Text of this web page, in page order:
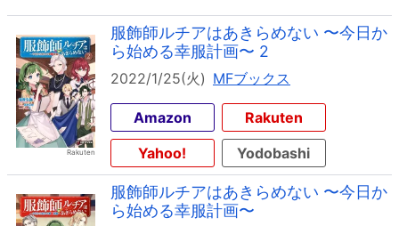
服飾師ルチアはあきらめない 〜今日か
ら始める幸服計画〜 2
2022/1/25(火) MFブックス
Amazon
Rakuten
Yahoo!
Yodobashi
服飾師ルチアはあきらめない 〜今日か
ら始める幸服計画〜